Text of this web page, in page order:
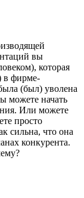
вы
которая
в фирме-
(был) уволена
можете начать
Или можете
просто
сильна, что она
конкурента.